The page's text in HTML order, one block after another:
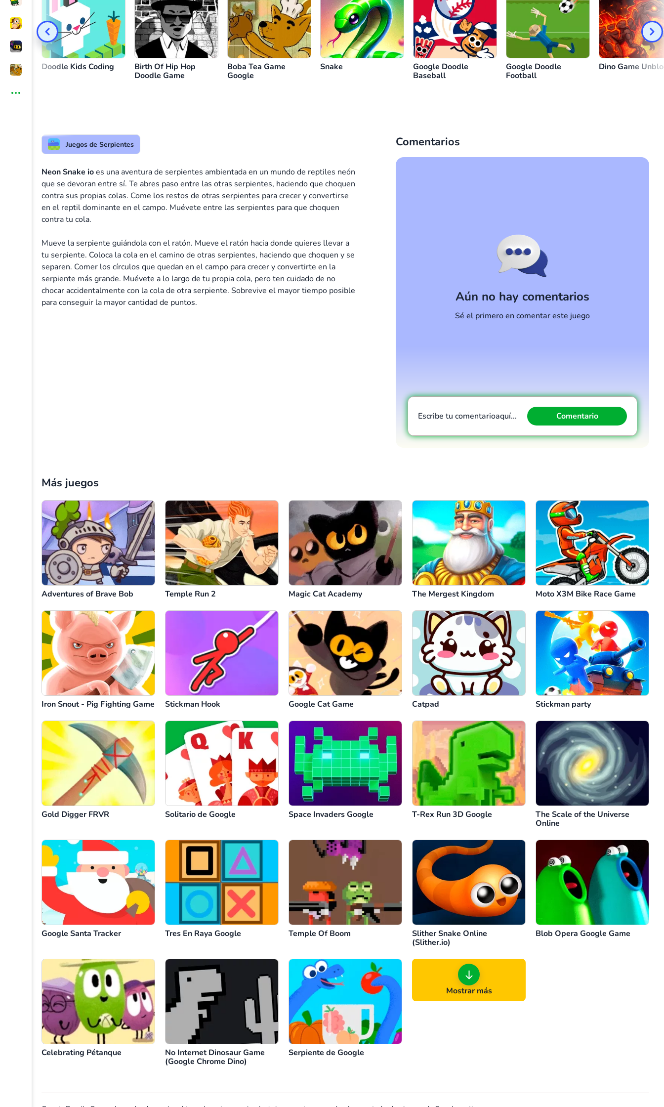
Yılan kontrolü
Doodle Kids Coding
Birth Of Hip Hop
Doodle Game
Boba Tea Game
Google
Snake
Google Doodle
Baseball
Google Doodle
Football
Dino Game
Juegos de Serpientes
Neon Snake ioes una aventura de serpientes ambientada en un mundo de reptiles neón
que se devoran entre sí. Te abres paso entre las otras serpientes, haciendo que choquen
contra sus propias colas. Come los restos de otras serpientes para crecer y convertirse
en el reptil dominante en el campo. Muévete entre las serpientes para que choquen
contra tu cola.
Mueve la serpiente guiándola con el ratón. Mueve el ratón hacia donde quieres llevar a
tu serpiente. Coloca la cola en el camino de otras serpientes, haciendo que choquen y se
separen. Comer los círculos que quedan en el campo para crecer y convertirte en la
serpiente más grande. Muévete a lo largo de tu propia cola, pero ten cuidado de no
chocar accidentalmente con la cola de otra serpiente. Sobrevive el mayor tiempo posible
para conseguir la mayor cantidad de puntos.
Comentarios
Aún no hay comentarios
Sé el primero en comentar este juego
Escribe tu comentarioaquí... Comentario
Cancelar Comentario
Más juegos
Adventures of Brave Bob Temple Run 2 Magic Cat Academy The Mergest Kingdom Moto X3M Bike Race Game
Iron Snout - Pig Fighting Game Stickman Hook Google Cat Game Catpad Stickman party
Gold Digger FRVR Solitario de Google Space Invaders Google T-Rex Run 3D Google
The Scale of the Universe
Online
Google Santa Tracker Tres En Raya Google Temple Of Boom
Slither Snake Online
(Slither.io)
Blob Opera Google Game
Celebrating Pétanque
No Internet Dinosaur Game
(Google Chrome Dino)
Serpiente de Google
Mostrar más